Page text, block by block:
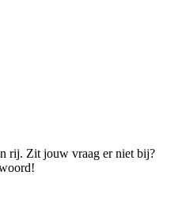
rij. Zit jouw vraag er niet bij?